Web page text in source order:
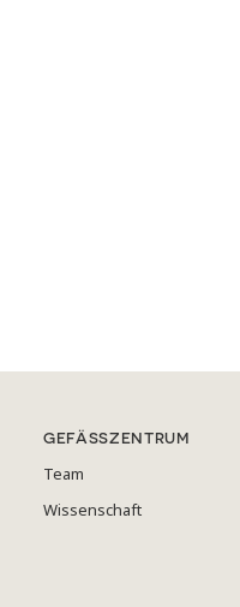
GEFÄSSZENTRUM
Team
Wissenschaft